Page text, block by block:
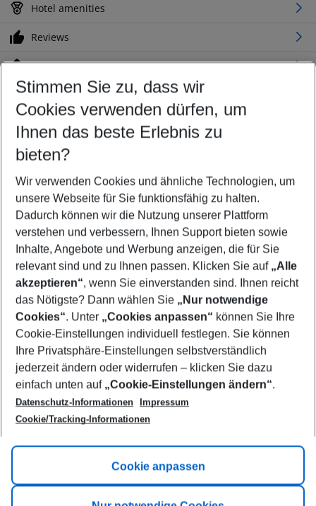
Hotel amenities
Reviews
Location
Customize your offer
Find the perfect deal which suits your best
Your departure airport
Any airport
Select your date range
09/08/26–07/08/27 5-8 nights
Who will travel
2 adults No children
Show more filter
Footer
Footer navigation
Title A
Link A
Stimmen Sie zu, dass wir
Cookies verwenden dürfen, um
Ihnen das beste Erlebnis zu
bieten?
Wir verwenden Cookies und ähnliche Technologien, um
unsere Webseite für Sie funktionsfähig zu halten.
Dadurch können wir die Nutzung unserer Plattform
verstehen und verbessern, Ihnen Support bieten sowie
Inhalte, Angebote und Werbung anzeigen, die für Sie
relevant sind und zu Ihnen passen. Klicken Sie auf „Alle
akzeptieren“, wenn Sie einverstanden sind. Ihnen reicht
das Nötigste? Dann wählen Sie „Nur notwendige
Cookies“. Unter „Cookies anpassen“ können Sie Ihre
Cookie-Einstellungen individuell festlegen. Sie können
Ihre Privatsphäre-Einstellungen selbstverständlich
jederzeit ändern oder widerrufen – klicken Sie dazu
einfach unten auf „Cookie-Einstellungen ändern“.
Datenschutz-Informationen
Impressum
Cookie/Tracking-Informationen
Cookie anpassen